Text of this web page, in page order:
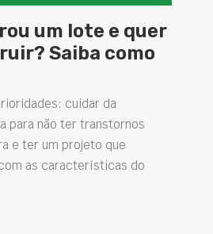
um lote e quer
Saiba como
cuidar da
para não ter transtornos
e ter um projeto que
as características do